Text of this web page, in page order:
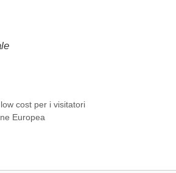
cost per i visitatori
Europea